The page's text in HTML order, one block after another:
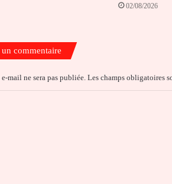
02/08/2026
un commentaire
e-mail ne sera pas publiée. Les champs obligatoires